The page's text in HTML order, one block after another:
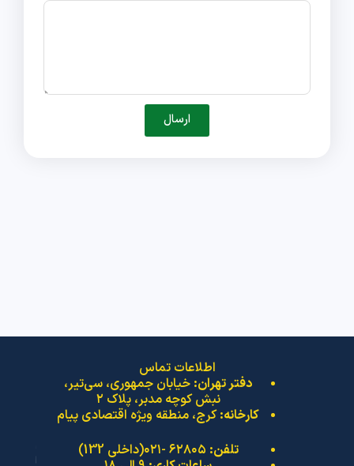
ارسال
اطلاعات تماس
دفتر تهران: خیابان جمهوری، سی‌تیر،
نبش کوچه مدبر، پلاک ۲
کارخانه:کرج، منطقه ویژه اقتصادی پیام
تلفن: